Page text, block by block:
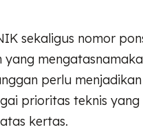
sekaligus nomor
perlu
prioritas teknis
kertas.